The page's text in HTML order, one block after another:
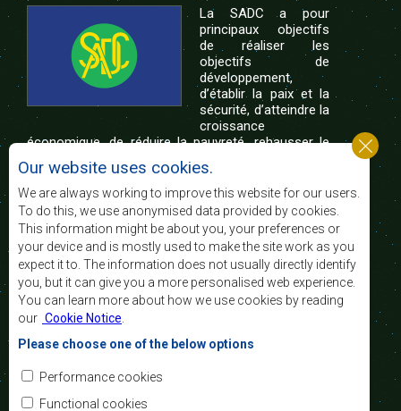
La SADC a pour
principaux objectifs
de réaliser les
objectifs de
développement,
d’établir la paix et la
sécurité, d’atteindre la
croissance
économique, de réduire la pauvreté, rehausser le
niveau et la qualité de vie du peuple de l’Afrique
australe et d’appuyer les défavorisés sociaux par le
biais de l’intégration régionale, de principes
démocratiques consolidés et d’un développement
équitable et durable.
Nous contacter
SADC House
Plot No. 54385
Central Business District
Private Bag 0095
Our website uses cookies.
We are always working to improve this website for our users.
To do this, we use anonymised data provided by cookies.
This information might be about you, your preferences or
your device and is mostly used to make the site work as you
expect it to. The information does not usually directly identify
you, but it can give you a more personalised web experience.
You can learn more about how we use cookies by reading
our Cookie Notice
Please choose one of the below options
Performance cookies
Functional cookies